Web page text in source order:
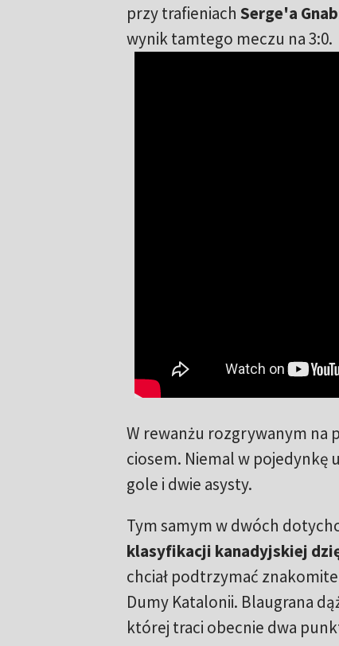
przy trafieniach Serge'a
wynik tamtego meczu na 3:0.
W rewanżu rozgrywanym na
ciosem. Niemal w pojedynkę
gole i dwie asysty.
Tym samym w dwóch
klasyfikacji kanadyjskiej
chciał podtrzymać
Dumy Katalonii. Blaugrana
której traci obecnie dwa